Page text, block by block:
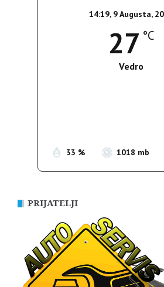
14:19, 9 Augusta,
27 °C
Vedro
33 % 1018 mb
PRIJATELJI